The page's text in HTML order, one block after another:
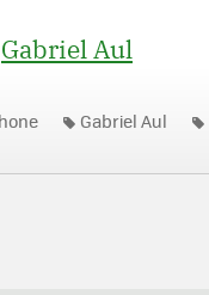
Gabriel Aul
Gabriel Aul